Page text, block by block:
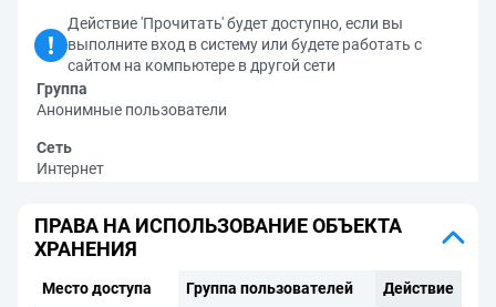
Действие 'Прочитать' будет доступно, если вы
выполните вход в систему или будете работать с
сайтом на компьютере в другой сети
Группа
Анонимные пользователи
Сеть
Интернет
ПРАВА НА ИСПОЛЬЗОВАНИЕ ОБЪЕКТА
ХРАНЕНИЯ
Место доступа Группа пользователей Действие